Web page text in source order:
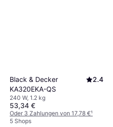
Black & Decker
KA320EKA-QS
2.4
240 W, 1.2 kg
53,34 €
Oder 3 Zahlungen von 17,78 €¹
5 Shops